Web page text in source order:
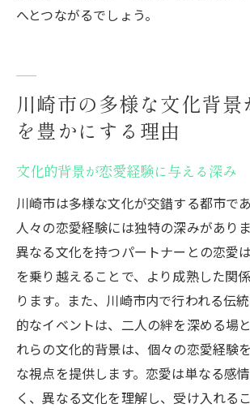
へとつながるでしょう。
川崎市の多様な文化背景
を豊かにする理由
文化的背景が恋愛経験に与える深み
川崎市は多様な文化が交錯する都市で
人々の恋愛経験には独特の深みがあり
異なる文化を持つパートナーとの恋愛
を乗り越えることで、より成熟した関
ります。また、川崎市内で行われる伝
的なイベントは、二人の絆を深める場
れらの文化的背景は、個々の恋愛経験
な視点を提供します。恋愛は単なる感
く、異なる文化を理解し、受け入れる